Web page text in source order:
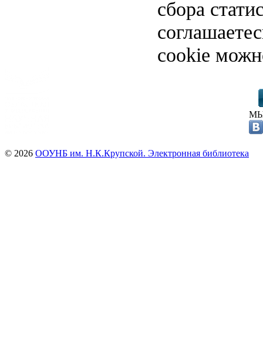
сбора
cookie
© 2026 ООУНБ им. Н.К.Крупской. Электронная библиотека